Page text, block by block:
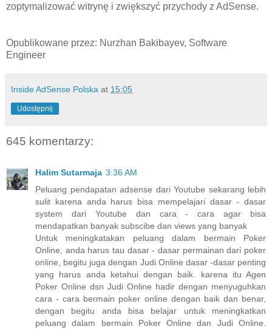
zoptymalizować witrynę i zwiększyć przychody z AdSense.
Opublikowane przez: Nurzhan Bakibayev, Software
Engineer
Inside AdSense Polska at 15:05
Udostępnij
645 komentarzy:
Halim Sutarmaja 3:36 AM
Peluang pendapatan adsense dari Youtube sekarang lebih
sulit karena anda harus bisa mempelajari dasar - dasar
system dari Youtube dan cara - cara agar bisa
mendapatkan banyak subscibe dan views yang banyak
Untuk meningkatakan peluang dalam bermain Poker
Online, anda harus tau dasar - dasar permainan dari poker
online, begitu juga dengan Judi Online dasar -dasar penting
yang harus anda ketahui dengan baik. karena itu Agen
Poker Online dsn Judi Online hadir dengan menyuguhkan
cara - cara bermain poker online dengan baik dan benar,
dengan begitu anda bisa belajar untuk meningkatkan
peluang dalam bermain Poker Online dan Judi Online.